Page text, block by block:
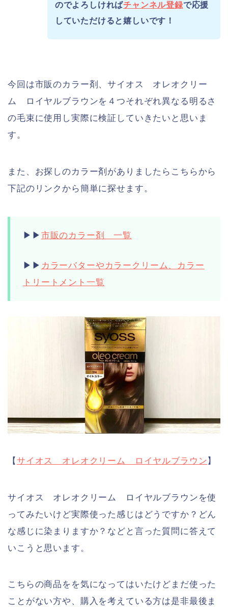
のでよろしければチャンネル登録で応援
していただけると嬉しいです！
今回は市販のカラー剤、サイオス オレオクリー
ム ロイヤルブラウンを４つそれぞれ異なる明るさ
の毛束に使用し実際に検証していきたいと思いま
す。
また、お探しのカラー剤がありましたらこちらから
下記のリンクから簡単に探せます。
▶︎▶︎ 市販のカラー剤 一覧
▶︎▶︎ カラーバターやカラークリーム、カラー
トリートメント一覧
【 サイオス オレオクリーム ロイヤルブラウン 】
サイオス オレオクリーム ロイヤルブラウンを使
ってみたいけど実際使った感じはどうですか？どん
な感じに染まりますか？などと言った質問に答えて
いこうと思います。
こちらの商品をを気になってはいたけどまだ使った
ことがない方や、購入を考えている方は是非最後ま